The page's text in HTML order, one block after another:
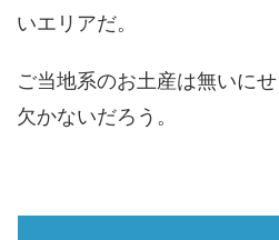
いエリアだ。
ご当地系のお土産は無いに
欠かないだろう。